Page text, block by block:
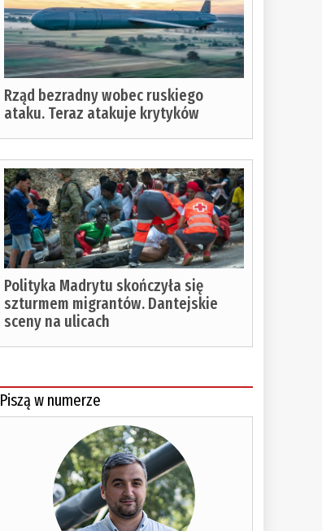
Rząd bezradny wobec ruskiego
ataku. Teraz atakuje krytyków
Polityka Madrytu skończyła się
szturmem migrantów. Dantejskie
sceny na ulicach
Piszą w numerze